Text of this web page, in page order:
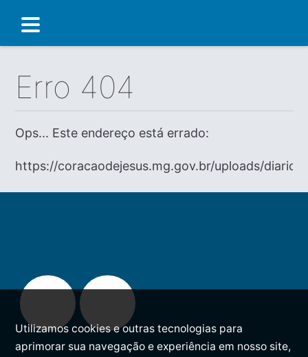
Erro 404
Ops... Este endereço está errado:
https://coracaodejesus.mg.gov.br/uploads/diario/
Utilizamos cookies e outras tecnologias para
aprimorar sua navegação e experiência em nosso site,